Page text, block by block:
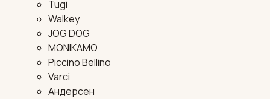
Tugi
Walkey
JOG DOG
MONIKAMO
Piccino Bellino
Varci
Андерсен